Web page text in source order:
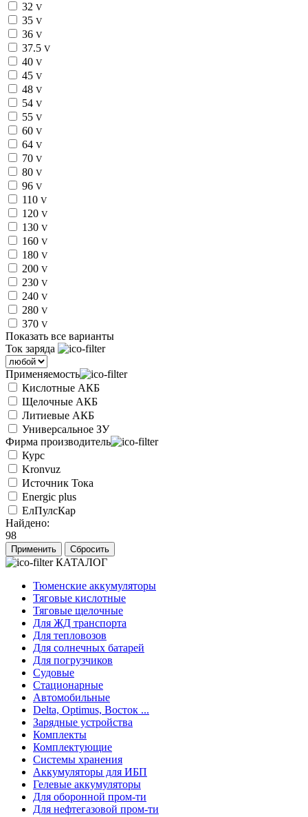
32 V
35 V
36 V
37.5 V
40 V
45 V
48 V
54 V
55 V
60 V
64 V
70 V
80 V
96 V
110 V
120 V
130 V
160 V
180 V
200 V
230 V
240 V
280 V
370 V
Показать все варианты
Ток заряда
Применяемость
Кислотные АКБ
Щелочные АКБ
Литиевые АКБ
Универсальное ЗУ
Фирма производитель
Курс
Kronvuz
Источник Тока
Energic plus
ЕлПулсКар
Найдено:
98
Применить Сбросить
КАТАЛОГ
Тюменские аккумуляторы
Тяговые кислотные
Тяговые щелочные
Для ЖД транспорта
Для тепловозов
Для солнечных батарей
Для погрузчиков
Судовые
Стационарные
Автомобильные
Delta, Optimus, Восток ...
Зарядные устройства
Комплекты
Комплектующие
Системы хранения
Аккумуляторы для ИБП
Гелевые аккумуляторы
Для оборонной пром-ти
Для нефтегазовой пром-ти